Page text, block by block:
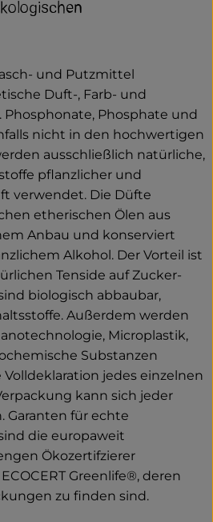
und Putzmittel
Duft-, Farb- und
Phosphonate, Phosphate und
nicht in den hochwertigen
ausschließlich natürliche,
pflanzlicher und
verwendet. Die Düfte
etherischen Ölen aus
Anbau und konserviert
Alkohol. Der Vorteil ist
Tenside auf Zucker-
biologisch abbaubar,
Außerdem werden
Microplastik,
Substanzen
jedes einzelnen
kann sich jeder
Garanten für echte
die europaweit
Ökozertifzierer
Greenlife®, deren
zu finden sind.